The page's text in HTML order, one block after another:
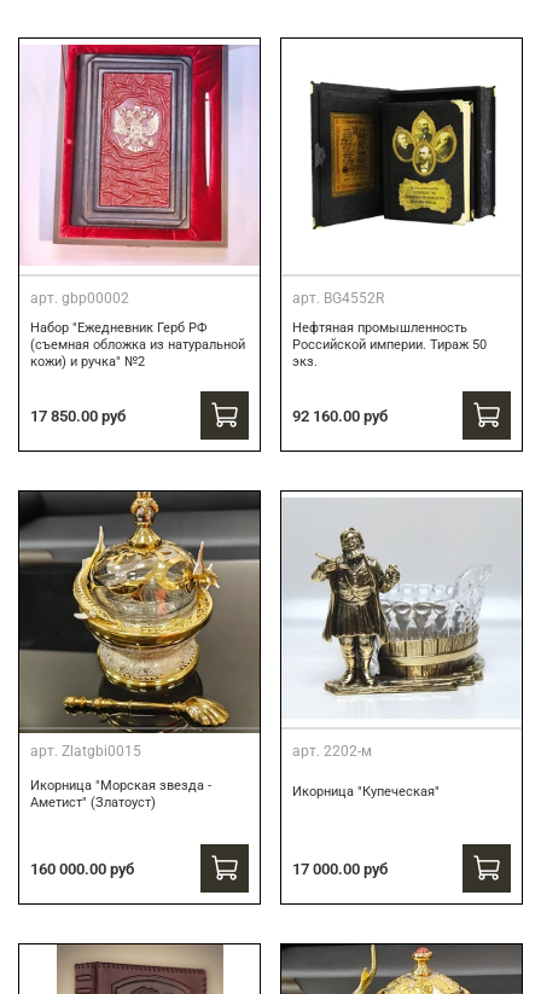
арт. gbp00002
Набор "Ежедневник Герб РФ
(съемная обложка из натуральной
кожи) и ручка" №2
17 850.00 руб
арт. BG4552R
Нефтяная промышленность
Российской империи. Тираж 50
экз.
92 160.00 руб
арт. Zlatgbi0015
Икорница "Морская звезда -
Аметист" (Златоуст)
160 000.00 руб
арт. 2202-м
Икорница "Купеческая"
17 000.00 руб